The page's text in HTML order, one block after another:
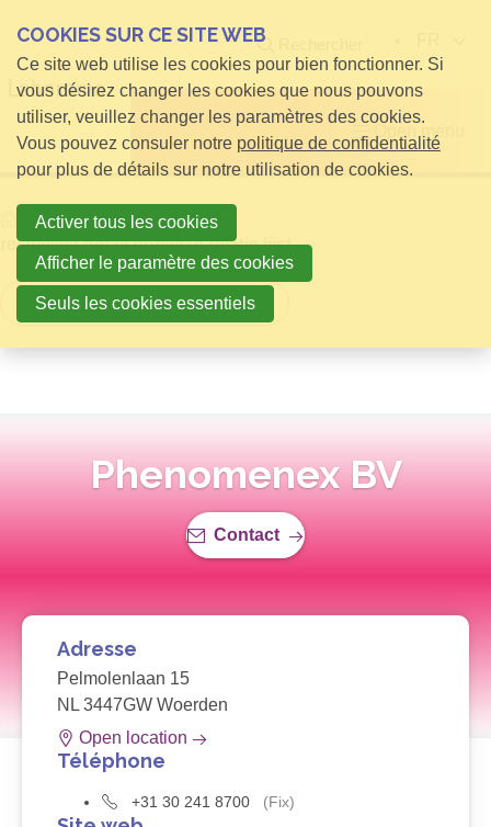
Open menu
Homeinfos pour Visiteurs
relatielijst detail publieke relatie lijst
Retour à la vue d'ensemble
Phenomenex BV
Contact
Adresse
Pelmolenlaan 15
NL 3447GW Woerden
Open location
Téléphone
+31 30 241 8700 (Fix)
COOKIES SUR CE SITE WEB
Ce site web utilise les cookies pour bien fonctionner. Si
vous désirez changer les cookies que nous pouvons
utiliser, veuillez changer les paramètres des cookies.
Vous pouvez consuler notre politique de confidentialité
pour plus de détails sur notre utilisation de cookies.
Activer tous les cookies
Afficher le paramètre des cookies
Seuls les cookies essentiels